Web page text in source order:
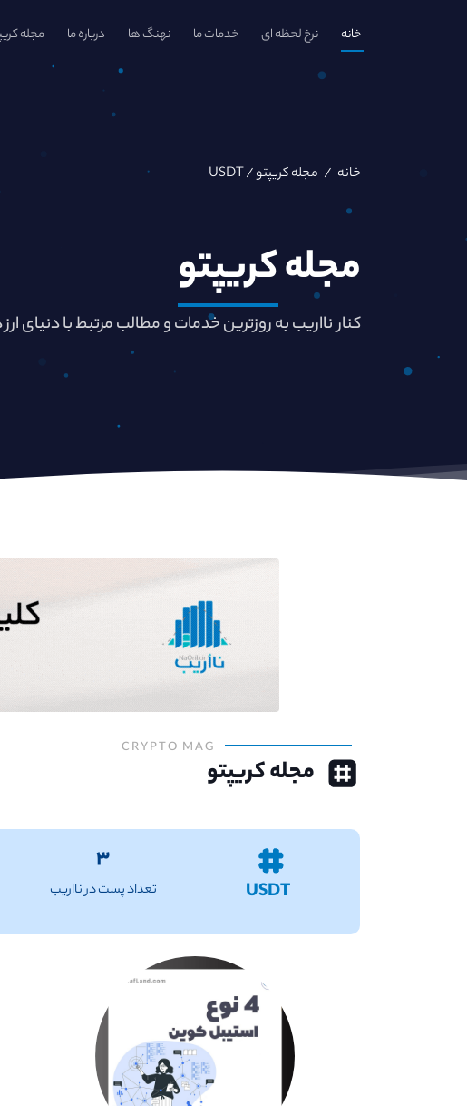
خانه نرخ لحظه ای خدمات ما نهنگ ها درباره ما مجله
خانه / مجله کریپتو/ USDT
مجلهکریپتو
کنار نااریب به روزترین خدمات و مطالب مرتبط با دنیای
CRYPTO MAG
مجله کریپتو
USDT
۳
تعداد پست در نااریب